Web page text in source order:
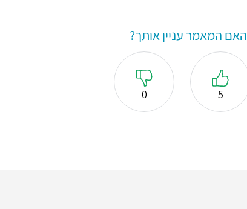
האם המאמר עניין אותך?
5
0